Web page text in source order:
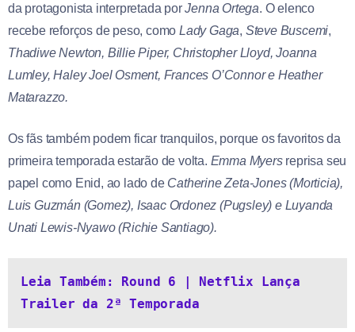
da protagonista interpretada porJenna Ortega. O elenco
recebe reforços de peso, comoLady Gaga, Steve Buscemi,
Thadiwe Newton, Billie Piper, Christopher Lloyd, Joanna
Lumley, Haley Joel Osment, Frances O’Connor e Heather
Matarazzo.
Os fãs também podem ficar tranquilos, porque os favoritos da
primeira temporada estarão de volta. Emma Myersreprisa seu
papel como Enid, ao lado de Catherine Zeta-Jones (Morticia),
Luis Guzmán (Gomez), Isaac Ordonez (Pugsley) e Luyanda
Unati Lewis-Nyawo (Richie Santiago).
Leia Também: Round 6 | Netflix Lança
Trailer da 2ª Temporada